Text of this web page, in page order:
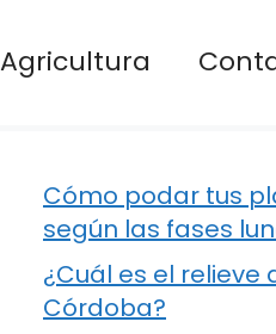
Agricultura
Cómo podar tus
según las fases
¿Cuál es el relieve
Córdoba?